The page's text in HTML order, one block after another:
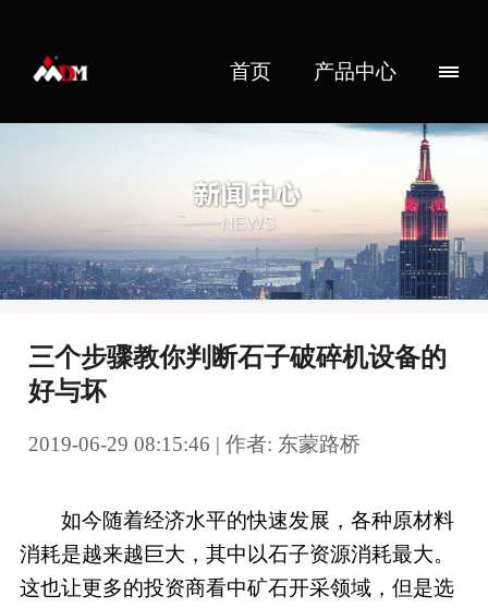
首页 产品中心
三个步骤教你判断石子破碎机设备的
好与坏
2019-06-29 08:15:46 | 作者: 东蒙路桥
如今随着经济水平的快速发展，各种原材料
消耗是越来越巨大，其中以石子资源消耗最大。
这也让更多的投资商看中矿石开采领域，但是选